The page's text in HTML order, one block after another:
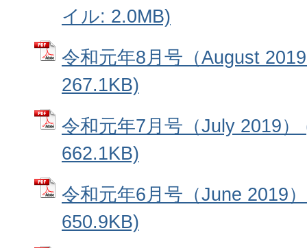
イル: 2.0MB)
令和元年8月号（August
267.1KB)
令和元年7月号（July 2019
662.1KB)
令和元年6月号（June 2019
650.9KB)